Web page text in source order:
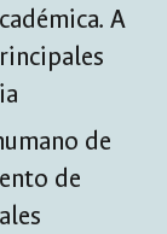
A
de
de